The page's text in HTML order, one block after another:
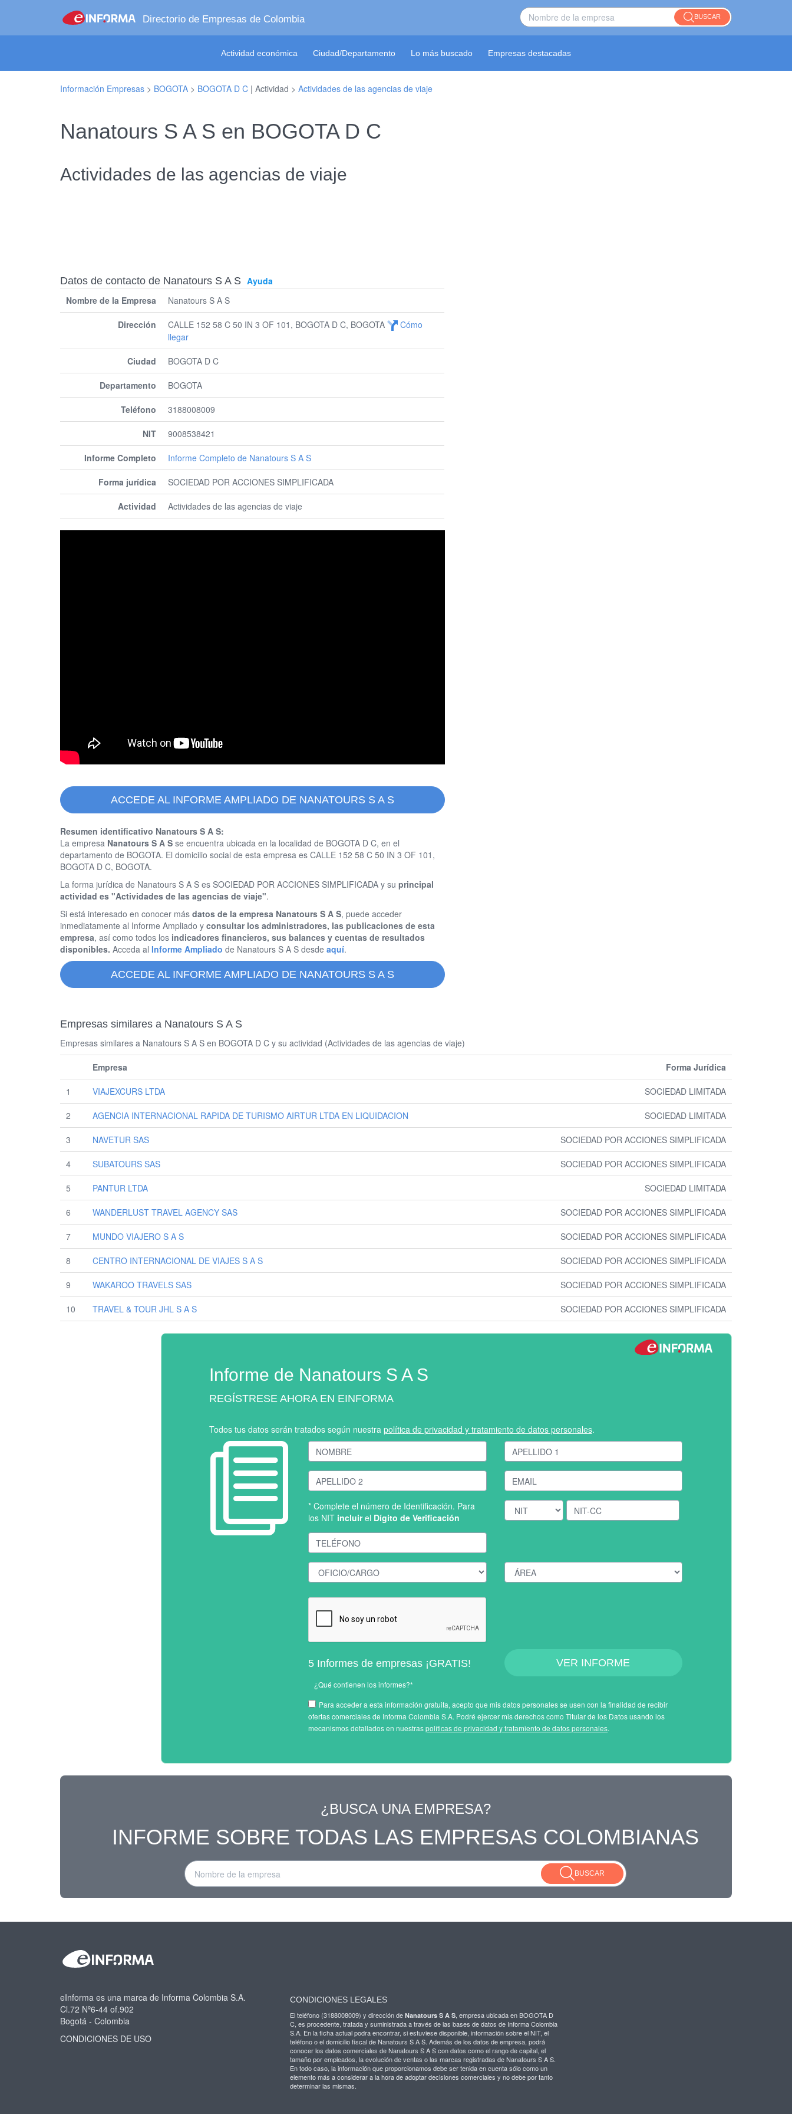
Directorio de Empresas de Colombia BUSCAR
Actividad económica Ciudad/Departamento Lo más buscado Empresas destacadas
Información Empresas > BOGOTA > BOGOTA D C | Actividad > Actividades de las agencias de viaje
Nanatours S A S en BOGOTA D C
Actividades de las agencias de viaje
Datos de contacto de Nanatours S A S Ayuda
Nombre de la Empresa
Nanatours S A S
Dirección CALLE 152 58 C 50 IN 3 OF 101, BOGOTA D C, BOGOTA
Cómo
llegar
Ciudad BOGOTA D C
Departamento BOGOTA
Teléfono 3188008009
NIT 9008538421
Informe Completo Informe Completo de Nanatours S A S
Forma jurídica SOCIEDAD POR ACCIONES SIMPLIFICADA
Actividad Actividades de las agencias de viaje
ACCEDE AL INFORME AMPLIADO DE NANATOURS S A S
Resumen identificativo Nanatours S A S:
La empresa Nanatours S A S se encuentra ubicada en la localidad de BOGOTA D C, en el
departamento de BOGOTA. El domicilio social de esta empresa es CALLE 152 58 C 50 IN 3 OF 101,
BOGOTA D C, BOGOTA.
La forma jurídica de Nanatours S A S es SOCIEDAD POR ACCIONES SIMPLIFICADA y su principal
actividad es "Actividades de las agencias de viaje".
Si está interesado en conocer más datos de la empresa Nanatours S A S, puede acceder
inmediatamente al Informe Ampliado y consultar los administradores, las publicaciones de esta
empresa, así como todos los indicadores financieros, sus balances y cuentas de resultados
disponibles. Acceda al Informe Ampliado de Nanatours S A S desde aquí.
ACCEDE AL INFORME AMPLIADO DE NANATOURS S A S
Empresas similares a Nanatours S A S
Empresas similares a Nanatours S A S en BOGOTA D C y su actividad (Actividades de las agencias de viaje)
Empresa Forma Jurídica
1 VIAJEXCURS LTDA SOCIEDAD LIMITADA
2 AGENCIA INTERNACIONAL RAPIDA DE TURISMO AIRTUR LTDA EN LIQUIDACION SOCIEDAD LIMITADA
3 NAVETUR SAS SOCIEDAD POR ACCIONES SIMPLIFICADA
4 SUBATOURS SAS SOCIEDAD POR ACCIONES SIMPLIFICADA
5 PANTUR LTDA SOCIEDAD LIMITADA
6 WANDERLUST TRAVEL AGENCY SAS SOCIEDAD POR ACCIONES SIMPLIFICADA
7 MUNDO VIAJERO S A S SOCIEDAD POR ACCIONES SIMPLIFICADA
8 CENTRO INTERNACIONAL DE VIAJES S A S SOCIEDAD POR ACCIONES SIMPLIFICADA
9 WAKAROO TRAVELS SAS SOCIEDAD POR ACCIONES SIMPLIFICADA
10 TRAVEL & TOUR JHL S A S SOCIEDAD POR ACCIONES SIMPLIFICADA
Informe de Nanatours S A S
REGÍSTRESE AHORA EN EINFORMA
Todos tus datos serán tratados según nuestra política de privacidad y tratamiento de datos personales.
* Complete el número de Identificación. Para
los NIT incluirel Dígito de Verificación
5 Informes de empresas ¡GRATIS!
¿Qué contienen los informes?*
VER INFORME
Para acceder a esta información gratuita, acepto que mis datos personales se usen con la finalidad de recibir
ofertas comerciales de Informa Colombia S.A. Podré ejercer mis derechos como Titular de los Datos usando los
mecanismos detallados en nuestraspolíticas de privacidad y tratamiento de datos personales.
¿BUSCA UNA EMPRESA?
INFORME SOBRE TODAS LAS EMPRESAS COLOMBIANAS
BUSCAR
eInforma es una marca de Informa Colombia S.A.
Cl.72 Nº6-44 of.902
Bogotá - Colombia
CONDICIONES DE USO
CONDICIONES LEGALES
El teléfono (3188008009) y dirección de Nanatours S A S , empresa ubicada en BOGOTA D
C, es procedente, tratada y suministrada a través de las bases de datos de Informa Colombia
S.A. En la ficha actual podra encontrar, si estuviese disponible, información sobre el NIT, el
teléfono o el domicilio fiscal de Nanatours S A S. Además de los datos de empresa, podrá
conocer los datos comerciales de Nanatours S A S con datos como el rango de capital, el
tamaño por empleados, la evolución de ventas o las marcas registradas de Nanatours S A S.
En todo caso, la información que proporcionamos debe ser tenida en cuenta sólo como un
elemento más a considerar a la hora de adoptar decisiones comerciales y no debe por tanto
determinar las mismas.